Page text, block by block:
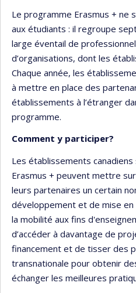
Le programme Erasmus + ne
aux étudiants : il regroupe
large éventail de
d’organisations, dont les
Chaque année, les
à mettre en place des
établissements à l’étranger
programme.
Comment y participer?
Les établissements
Erasmus + peuvent mettre
leurs partenaires un certain
développement et de mise en
la mobilité aux fins
d’accéder à davantage de
financement et de tisser des
transnationale pour obtenir
échanger les meilleures